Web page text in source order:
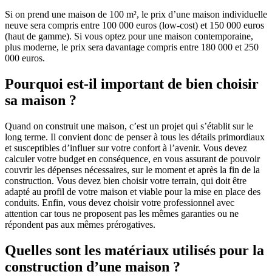
Si on prend une maison de 100 m², le prix d’une maison individuelle
neuve sera compris entre 100 000 euros (low-cost) et 150 000 euros
(haut de gamme). Si vous optez pour une maison contemporaine,
plus moderne, le prix sera davantage compris entre 180 000 et 250
000 euros.
Pourquoi est-il important de bien choisir
sa maison ?
Quand on construit une maison, c’est un projet qui s’établit sur le
long terme. Il convient donc de penser à tous les détails primordiaux
et susceptibles d’influer sur votre confort à l’avenir. Vous devez
calculer votre budget en conséquence, en vous assurant de pouvoir
couvrir les dépenses nécessaires, sur le moment et après la fin de la
construction. Vous devez bien choisir votre terrain, qui doit être
adapté au profil de votre maison et viable pour la mise en place des
conduits. Enfin, vous devez choisir votre professionnel avec
attention car tous ne proposent pas les mêmes garanties ou ne
répondent pas aux mêmes prérogatives.
Quelles sont les matériaux utilisés pour la
construction d’une maison ?